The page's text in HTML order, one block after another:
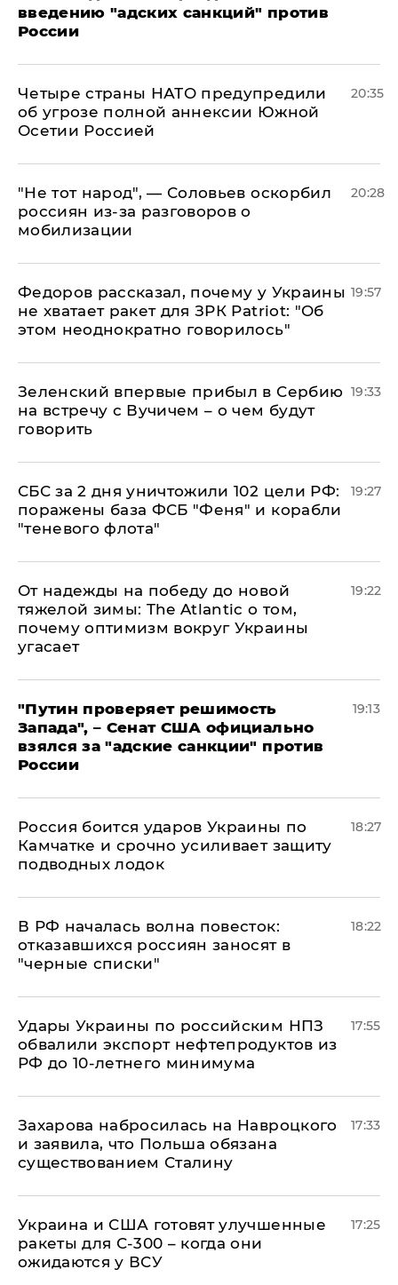
введению "адских санкций" против
России
Четыре страны НАТО предупредили
об угрозе полной аннексии Южной
Осетии Россией
20:35
​"Не тот народ", — Соловьев оскорбил
россиян из-за разговоров о
мобилизации
20:28
Федоров рассказал, почему у Украины
не хватает ракет для ЗРК Patriot: "Об
этом неоднократно говорилось"
19:57
Зеленский впервые прибыл в Сербию
на встречу с Вучичем – о чем будут
говорить
19:33
СБС за 2 дня уничтожили 102 цели РФ:
поражены база ФСБ "Феня" и корабли
"теневого флота"
19:27
От надежды на победу до новой
тяжелой зимы: The Atlantic о том,
почему оптимизм вокруг Украины
угасает
19:22
"Путин проверяет решимость
Запада", – Сенат США официально
взялся за "адские санкции" против
России
19:13
Россия боится ударов Украины по
Камчатке и срочно усиливает защиту
подводных лодок
18:27
​В РФ началась волна повесток:
отказавшихся россиян заносят в
"черные списки"
18:22
Удары Украины по российским НПЗ
обвалили экспорт нефтепродуктов из
РФ до 10-летнего минимума
17:55
​Захарова набросилась на Навроцкого
и заявила, что Польша обязана
существованием Сталину
17:33
Украина и США готовят улучшенные
ракеты для С-300 – когда они
ожидаются у ВСУ
17:25